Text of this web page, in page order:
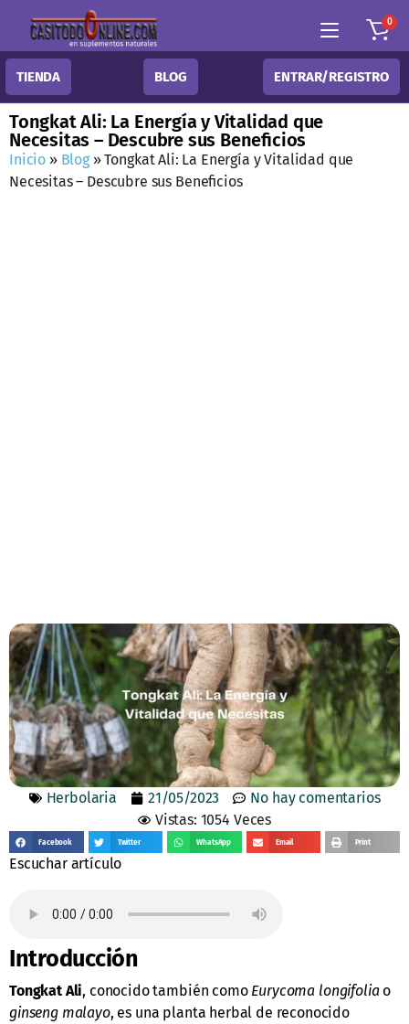
0
TIENDA BLOG ENTRAR/REGISTRO
Tongkat Ali: La Energía y Vitalidad que
Necesitas – Descubre sus Beneficios
Inicio » Blog»Tongkat Ali: La Energía y Vitalidad que
Necesitas – Descubre sus Beneficios
Herbolaria 21/05/2023
No hay comentarios
Vistas: 1054 Veces
Facebook Twitter WhatsApp Email Print
Escuchar artículo
Introducción
Tongkat Ali, conocido también como Eurycoma longifoliao
ginseng malayo, es una planta herbal de reconocido